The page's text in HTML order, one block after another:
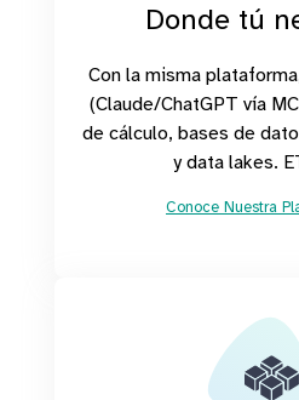
Donde tú
Con la misma
(Claude/ChatGPT vía
de cálculo, bases de
y data lakes.
Conoce Nuestra